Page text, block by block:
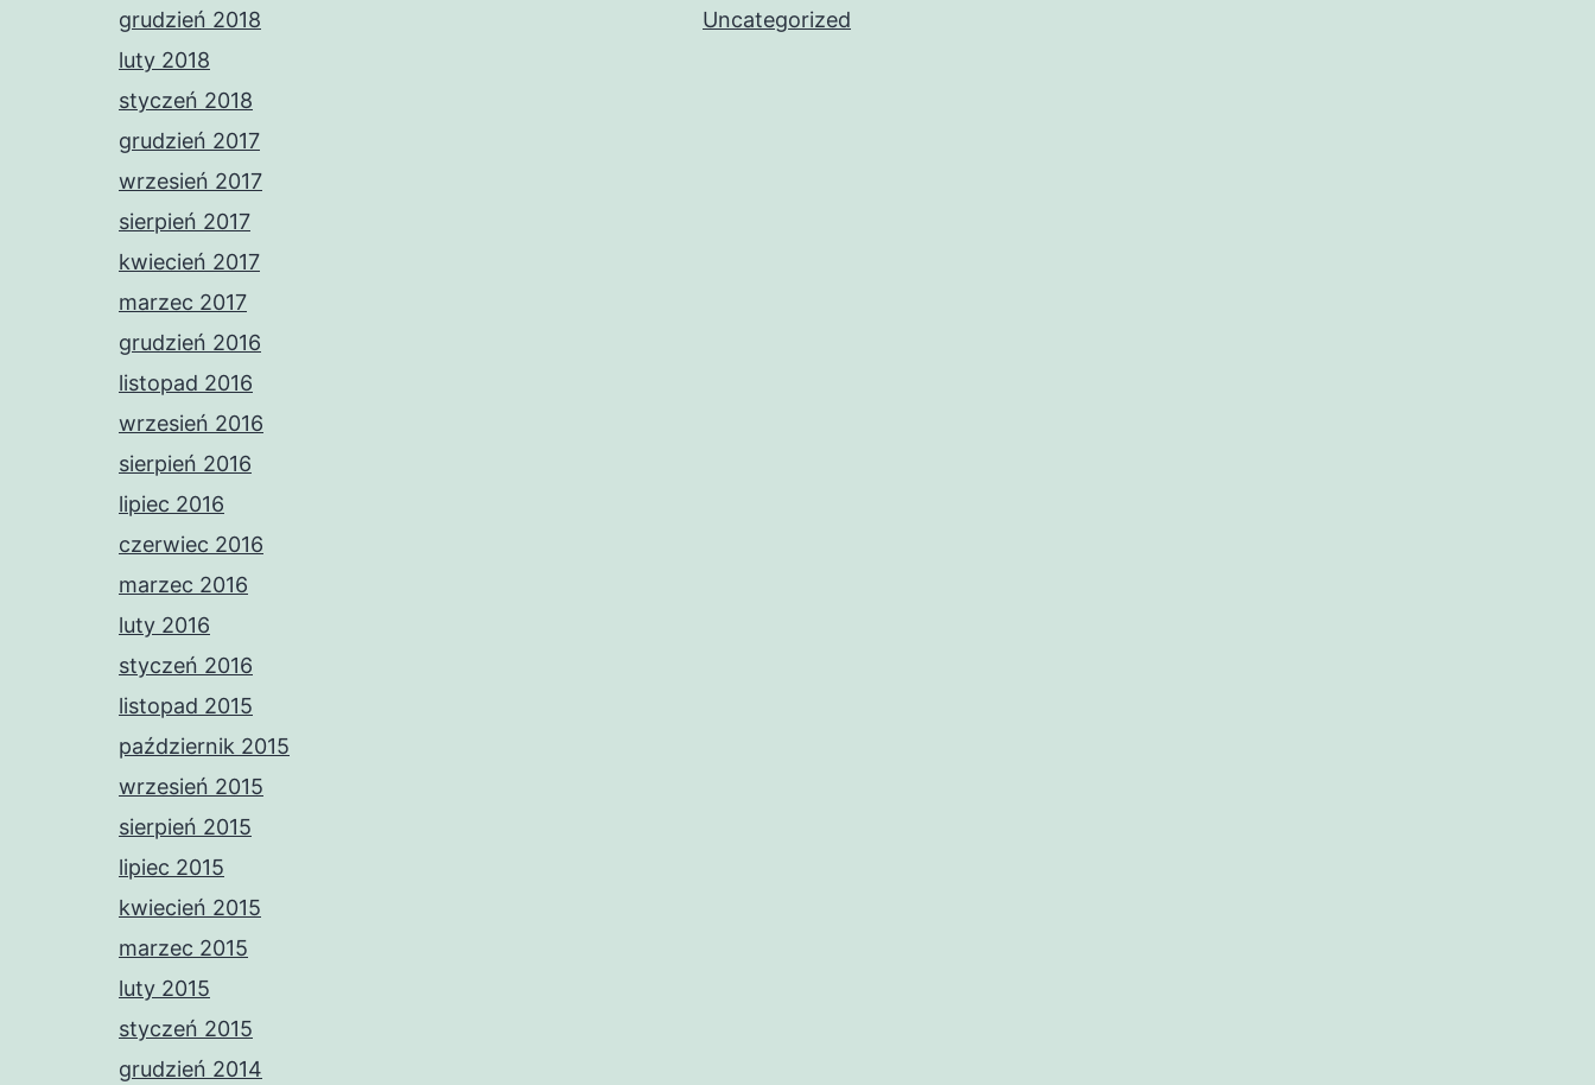
grudzień 2018
luty 2018
styczeń 2018
grudzień 2017
wrzesień 2017
sierpień 2017
kwiecień 2017
marzec 2017
grudzień 2016
listopad 2016
wrzesień 2016
sierpień 2016
lipiec 2016
czerwiec 2016
marzec 2016
luty 2016
styczeń 2016
listopad 2015
październik 2015
wrzesień 2015
sierpień 2015
lipiec 2015
kwiecień 2015
marzec 2015
luty 2015
styczeń 2015
grudzień 2014
Uncategorized